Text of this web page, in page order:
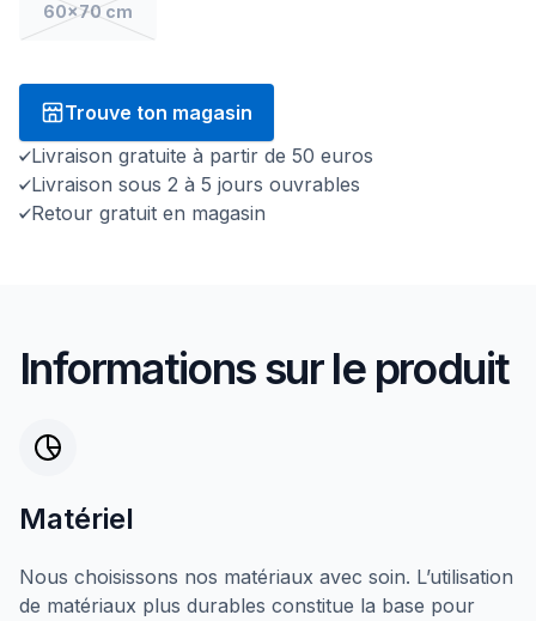
60x70 cm
Trouve ton magasin
Livraison gratuite à partir de 50 euros
Livraison sous 2 à 5 jours ouvrables
Retour gratuit en magasin
Informations sur le produit
Matériel
Nous choisissons nos matériaux avec soin. L’utilisation
de matériaux plus durables constitue la base pour